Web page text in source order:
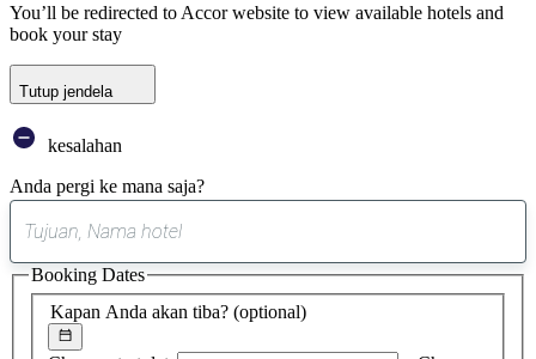
You’ll be redirected to Accor website to view available hotels and
book your stay
Tutup jendela
kesalahan
Anda pergi ke mana saja?
saran
ditemukan
Kapan Anda akan tiba? (optional)
Booking Dates